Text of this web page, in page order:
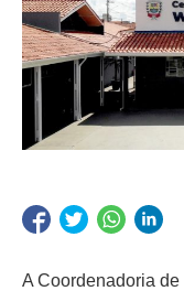
A Coordenadoria